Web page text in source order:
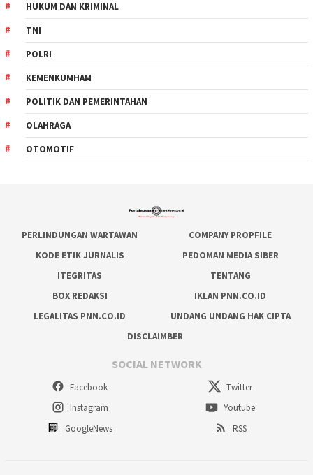
HUKUM DAN KRIMINAL
TNI
POLRI
KEMENKUMHAM
POLITIK DAN PEMERINTAHAN
OLAHRAGA
OTOMOTIF
PERLINDUNGAN WARTAWAN
COMPANY PROPFILE
KODE ETIK JURNALIS
PEDOMAN MEDIA SIBER
ITEGRITAS
TENTANG
BOX REDAKSI
IKLAN PNN.CO.ID
LEGALITAS PNN.CO.ID
UNDANG UNDANG HAK CIPTA
DISCLAIMBER
SOCIAL NETWORK
Facebook
Twitter
Instagram
Youtube
GoogleNews
RSS